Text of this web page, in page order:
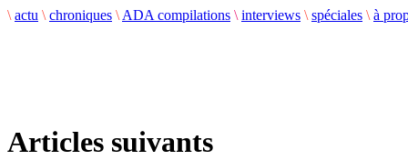
\ actu \ chroniques \ ADA compilations \ interviews \ spéciales \ à
Articles suivants